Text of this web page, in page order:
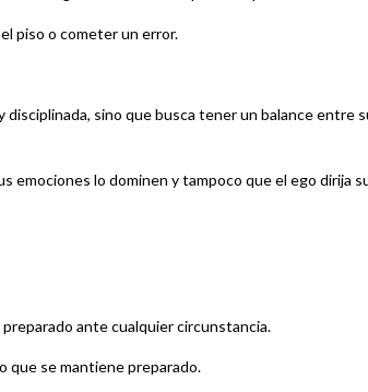
piso o cometer un error.
disciplinada, sino que busca tener un balance entre
emociones lo dominen y tampoco que el ego dirija
ante cualquier circunstancia.
que se mantiene preparado.